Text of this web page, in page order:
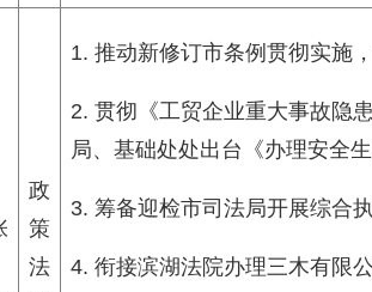
政
策
法
1. 推动新修订市条例贯彻实施
2. 贯彻《工贸企业重大事故隐
局、基础处处出台《办理安全
3. 筹备迎检市司法局开展综合
4. 衔接滨湖法院办理三木有限